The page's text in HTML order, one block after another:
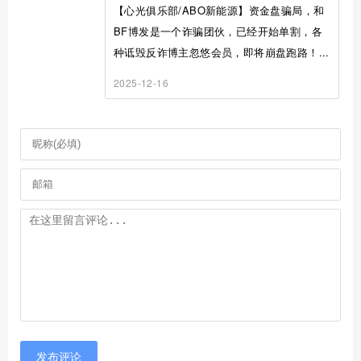
【心光俱乐部/ABO新能源】资金盘骗局，和
BF博发是一个诈骗团伙，已经开始单割，各
种诋毁反诈博主忽悠会员，即将崩盘跑路！...
2025-12-16
发布评论